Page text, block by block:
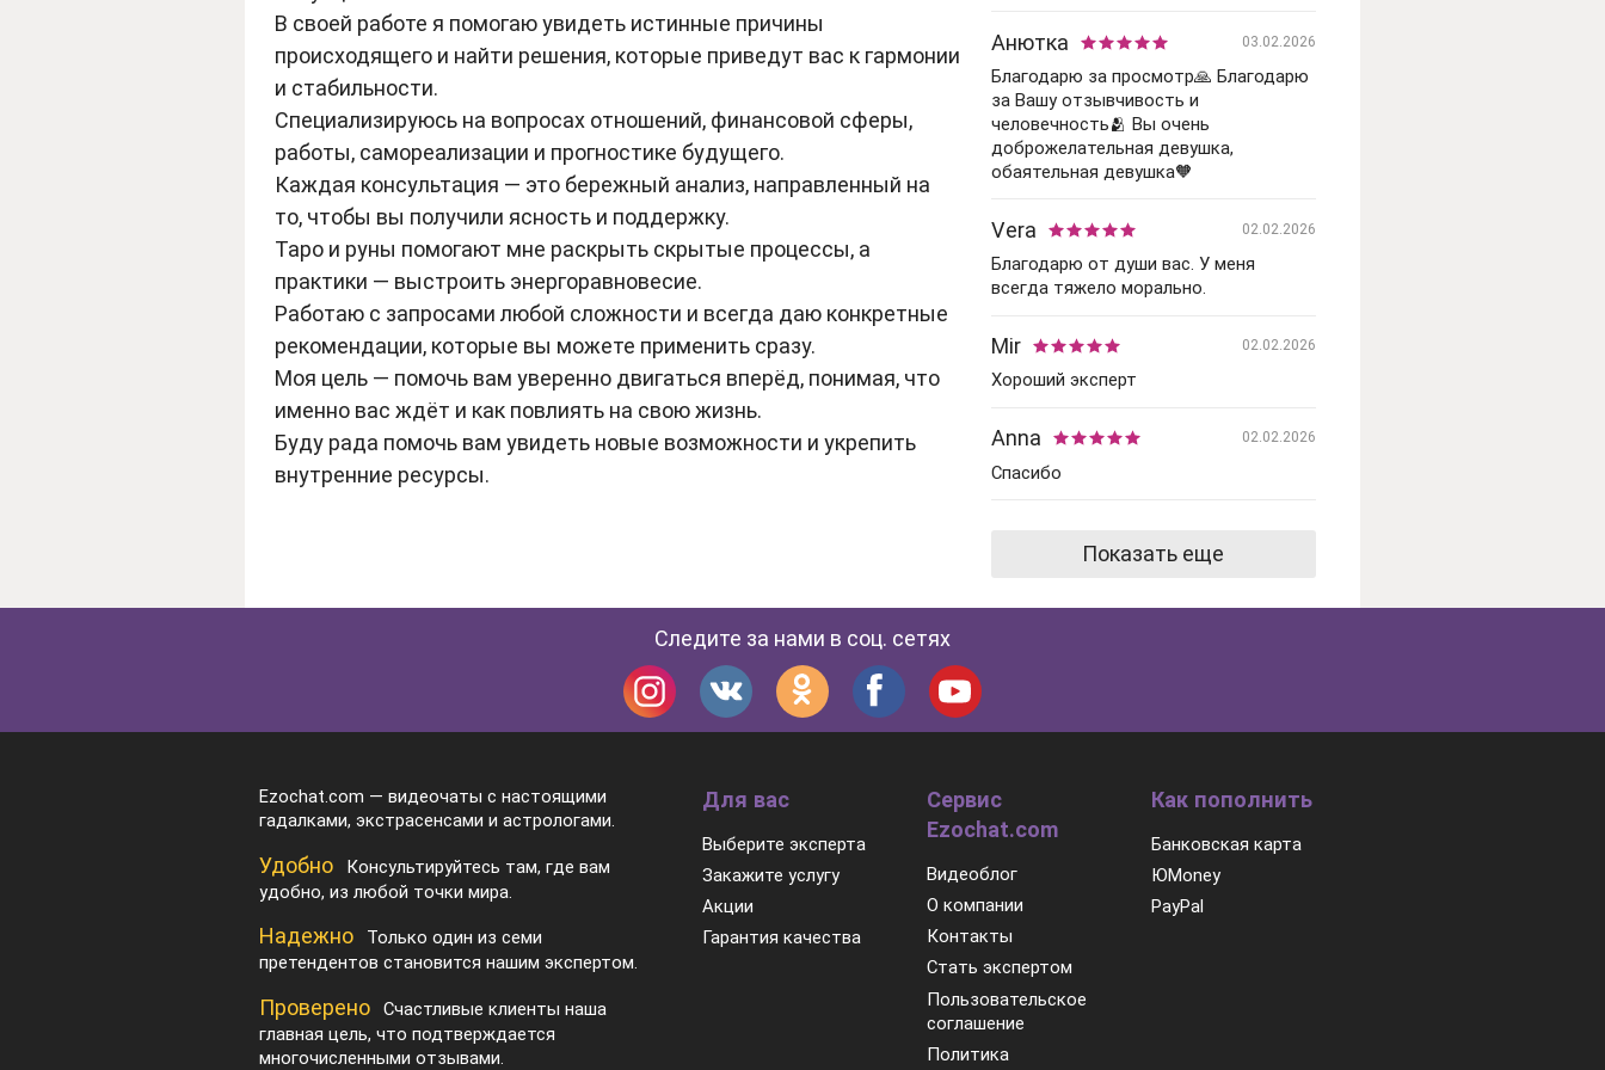
Прогноз астролога
Советы астролога
Гадание на кофейной
гуще
Гадание на имя
Гадание на парня
Гадание на работу
Советы гадалки
Карта рождения
Карта судьбы
психологи
Парапсихологи
Эзотерические
психологи
Нумерология
рождения
Составление
талисманов
Рейки
Гадание по руке
Оракулы
Толкователи снов
Фэн-Шуй
Маги
Гадание на перемены
Гадания на рунах
В своей работе я помогаю увидеть истинные причины
происходящего и найти решения, которые приведут вас к гармонии
и стабильности.
Специализируюсь на вопросах отношений, финансовой сферы,
работы, самореализации и прогностике будущего.
Каждая консультация — это бережный анализ, направленный на
то, чтобы вы получили ясность и поддержку.
Таро и руны помогают мне раскрыть скрытые процессы, а
практики — выстроить энергоравновесие.
Работаю с запросами любой сложности и всегда даю конкретные
рекомендации, которые вы можете применить сразу.
Моя цель — помочь вам уверенно двигаться вперёд, понимая, что
именно вас ждёт и как повлиять на свою жизнь.
Буду рада помочь вам увидеть новые возможности и укрепить
внутренние ресурсы.
Анютка 03.02.2026
Благодарю за просмотр🙏 Благодарю
за Вашу отзывчивость и
человечность🫂 Вы очень
доброжелательная девушка,
обаятельная девушка🧡
Vera 02.02.2026
Благодарю от души вас. У меня
всегда тяжело морально.
Mir 02.02.2026
Хороший эксперт
Anna 02.02.2026
Спасибо
Показать еще
Следите за нами в соц. сетях
Ezochat.com — видеочаты с настоящими
гадалками, экстрасенсами и астрологами.
Удобно
Консультируйтесь там, где вам
удобно, из любой точки мира.
Надежно
Только один из семи
претендентов становится нашим экспертом.
Проверено
Счастливые клиенты наша
главная цель, что подтверждается
многочисленными отзывами.
Для вас
Выберите эксперта
Закажите услугу
Акции
Гарантия качества
Сервис
Ezochat.com
Видеоблог
О компании
Контакты
Стать экспертом
Пользовательское
соглашение
Политика
Как пополнить
Банковская карта
ЮMoney
PayPal